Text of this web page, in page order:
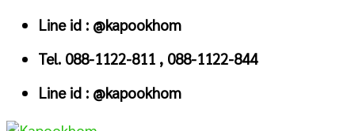
Skip
content
Line id : @kapookhom
Tel. 088-1122-811 , 088-1122-844
Line id : @kapookhom